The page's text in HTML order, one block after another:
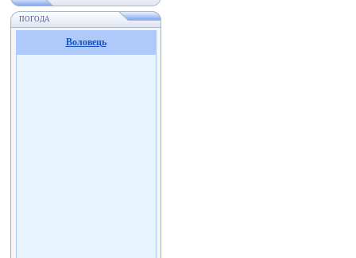
ПОГОДА
Воловець